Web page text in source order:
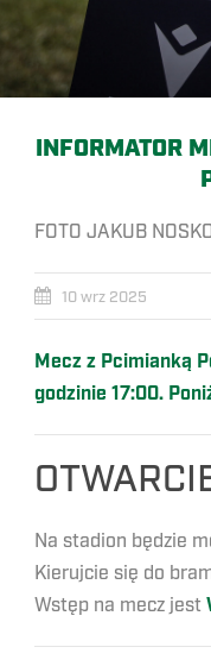
INFORMATOR
FOTO JAKUB
10 wrz 2025
Mecz z Pcimianką
godzinie 17:00.
Na stadion będzie
Kierujcie się do
Wstęp na mecz jest